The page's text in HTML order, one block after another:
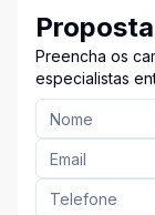
Proposta
Preencha os
especialistas